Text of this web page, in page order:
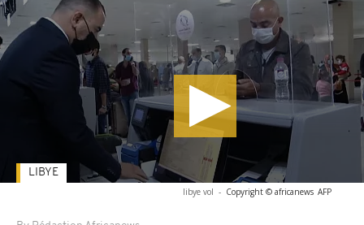
libye vol - Copyright © africanews AFP
LIBYE